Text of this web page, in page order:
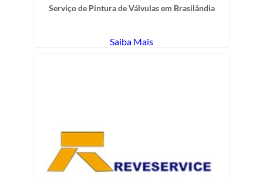
Serviço de Pintura de Válvulas em Brasilândia
Saiba Mais